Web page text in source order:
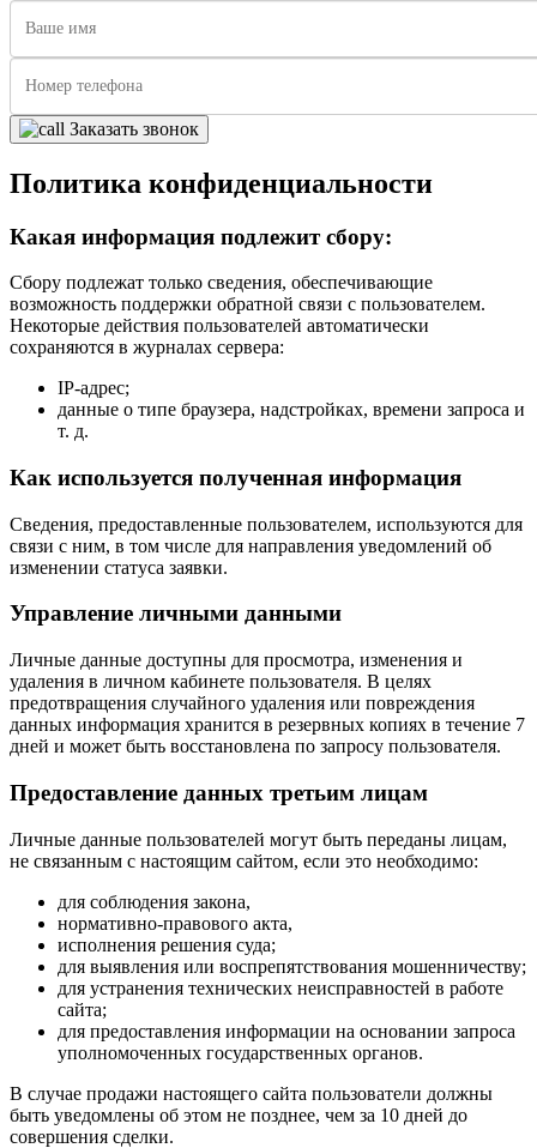
Заказать звонок
Политика конфиденциальности
Какая информация подлежит сбору:
Сбору подлежат только сведения, обеспечивающие
возможность поддержки обратной связи с пользователем.
Некоторые действия пользователей автоматически
сохраняются в журналах сервера:
IP-адрес;
данные о типе браузера, надстройках, времени запроса и
т. д.
Как используется полученная информация
Сведения, предоставленные пользователем, используются для
связи с ним, в том числе для направления уведомлений об
изменении статуса заявки.
Управление личными данными
Личные данные доступны для просмотра, изменения и
удаления в личном кабинете пользователя. В целях
предотвращения случайного удаления или повреждения
данных информация хранится в резервных копиях в течение 7
дней и может быть восстановлена по запросу пользователя.
Предоставление данных третьим лицам
Личные данные пользователей могут быть переданы лицам,
не связанным с настоящим сайтом, если это необходимо:
для соблюдения закона,
нормативно-правового акта,
исполнения решения суда;
для выявления или воспрепятствования мошенничеству;
для устранения технических неисправностей в работе
сайта;
для предоставления информации на основании запроса
уполномоченных государственных органов.
В случае продажи настоящего сайта пользователи должны
быть уведомлены об этом не позднее, чем за 10 дней до
совершения сделки.